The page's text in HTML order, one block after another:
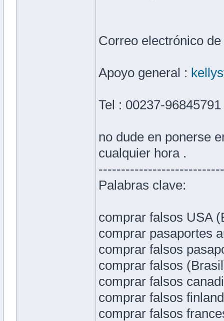
Correo electrónico
Apoyo general :
Tel : 00237-96845791
no dude en ponerse
cualquier hora .
Palabras clave:
comprar falsos USA
comprar pasaportes
comprar falsos
comprar falsos
comprar falsos
comprar falsos
comprar falsos